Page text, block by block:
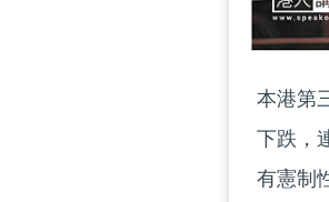
本港第
下跌，
有憲制